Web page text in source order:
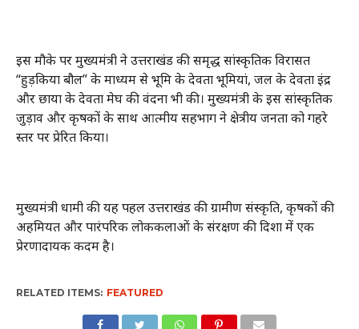
इस मौके पर मुख्यमंत्री ने उत्तराखंड की समृद्ध सांस्कृतिक विरासत
“हुड़किया बौल” के माध्यम से भूमि के देवता भूमियां, जल के देवता इंद्र
और छाया के देवता मेघ की वंदना भी की। मुख्यमंत्री के इस सांस्कृतिक
जुड़ाव और कृषकों के साथ आत्मीय सहभाग ने क्षेत्रीय जनता को गहरे
स्तर पर प्रेरित किया।
मुख्यमंत्री धामी की यह पहल उत्तराखंड की ग्रामीण संस्कृति, कृषकों की
अहमियत और पारंपरिक लोककलाओं के संरक्षण की दिशा में एक
प्रेरणादायक कदम है।
RELATED ITEMS: FEATURED